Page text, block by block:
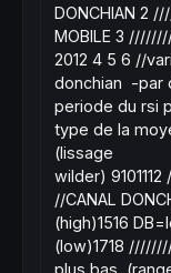
DONCHIAN 2
MOBILE 3
2012 4 5 6 //
donchian -par
periode du rsi
type de la
(lissage
wilder) 9101112
//CANAL
(high)1516
(low)1718
plus bas